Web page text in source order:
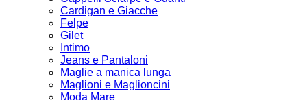
Cardigan e Giacche
Felpe
Gilet
Intimo
Jeans e Pantaloni
Maglie a manica lunga
Maglioni e Maglioncini
Moda Mare